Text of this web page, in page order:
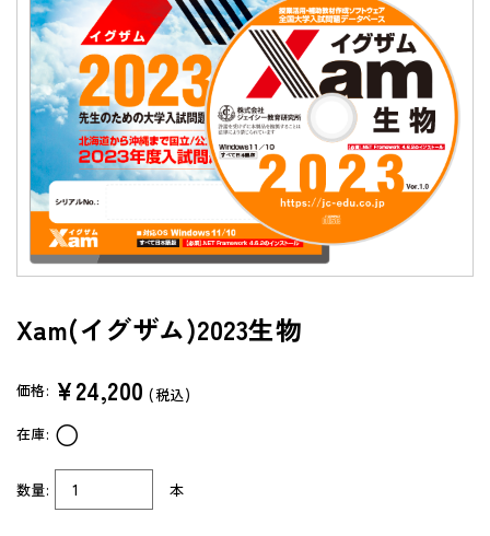
Xam 2022
Xam 2021
ソフトウェアご登録フォーム
製品サポートページ
よくあるご質問（FAQ）
共通テスト/センター試験過去問データベース
センターTen 2026
通常版
（DVD-ROM簡易パッケージ）
アップグレード版
（ダウンロード）
製品サポートページ
Xam(イグザム)2023生物
価格: ¥24,200 (税込)
数量: 本
在庫: ○